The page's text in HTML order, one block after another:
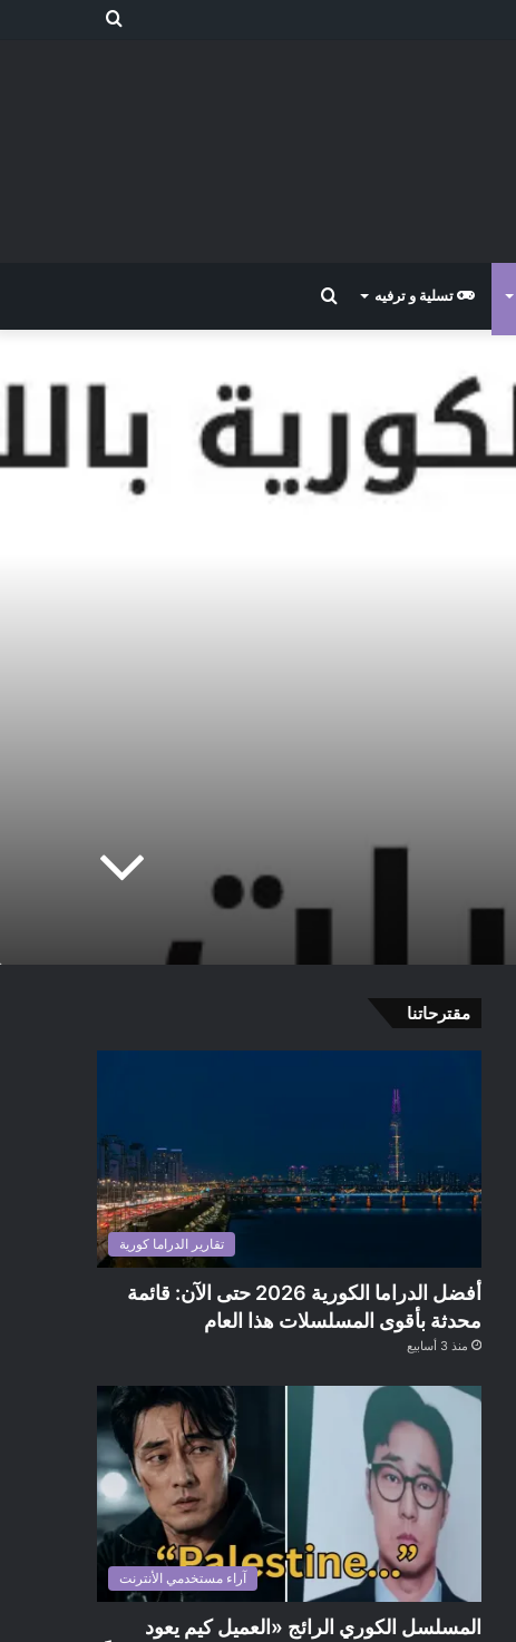
تسلية و ترفيه
مقترحاتنا
تقارير الدراما كورية
أفضل الدراما الكورية 2026 حتى الآن: قائمة
محدثة بأقوى المسلسلات هذا العام
منذ 3 أسابيع
آراء مستخدمي الأنترنت
المسلسل الكوري الرائج «العميل كيم يعود